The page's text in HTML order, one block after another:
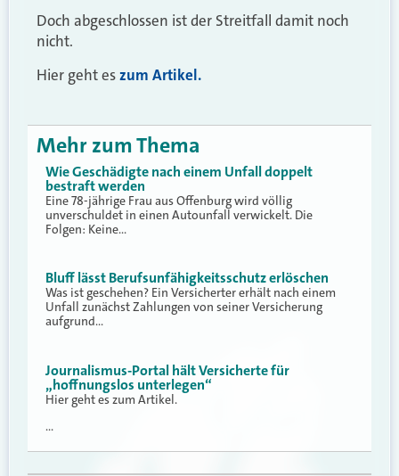
Doch abgeschlossen ist der Streitfall damit noch
nicht.
Hier geht eszum Artikel.
Mehr zum Thema
Wie Geschädigte nach einem Unfall doppelt
bestraft werden
Eine 78-jährige Frau aus Offenburg wird völlig
unverschuldet in einen Autounfall verwickelt. Die
Folgen: Keine…
Bluff lässt Berufsunfähigkeitsschutz erlöschen
Was ist geschehen? Ein Versicherter erhält nach einem
Unfall zunächst Zahlungen von seiner Versicherung
aufgrund…
Journalismus-Portal hält Versicherte für
„hoffnungslos unterlegen“
Hier geht es zum Artikel.
…